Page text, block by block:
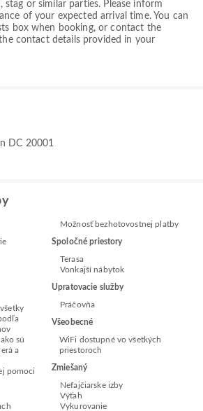
or similar parties. Please inform
of your expected arrival time. You can
box when booking, or contact the
contact details provided in your
DC 20001
sú
a
pomoci
Možnosť bezhotovostnej platby
Spoločné priestory
Terasa
Vonkajší nábytok
Upratovacie služby
Práčovňa
Všeobecné
WiFi dostupné vo všetkých
priestoroch
Zmiešaný
Nefajčiarske izby
Výťah
Vykurovanie